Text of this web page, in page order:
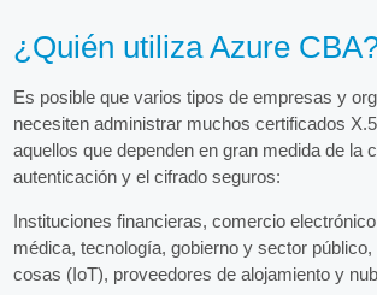
¿Quién utiliza Azure
Es posible que varios tipos de empresas y
necesiten administrar muchos certificados
aquellos que dependen en gran medida de la
autenticación y el cifrado seguros:
Instituciones financieras, comercio
médica, tecnología, gobierno y sector público,
cosas (IoT), proveedores de alojamiento y